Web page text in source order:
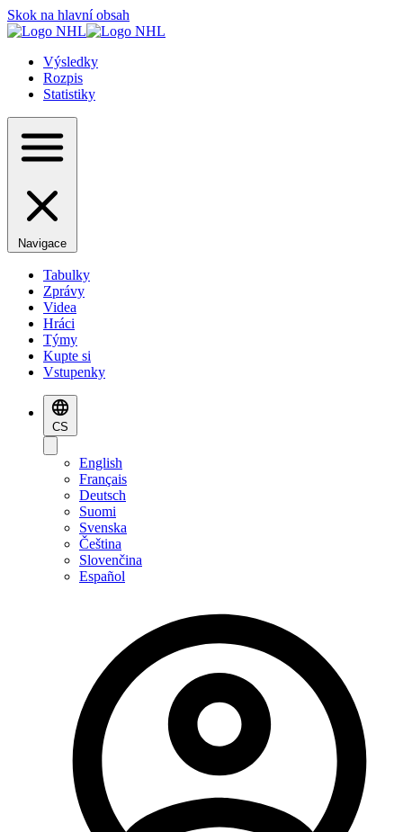
Skok na hlavní obsah
Výsledky
Rozpis
Statistiky
Navigace
Tabulky
Zprávy
Videa
Hráci
Týmy
Kupte si
Vstupenky
CS
English
Français
Deutsch
Suomi
Svenska
Čeština
Slovenčina
Español